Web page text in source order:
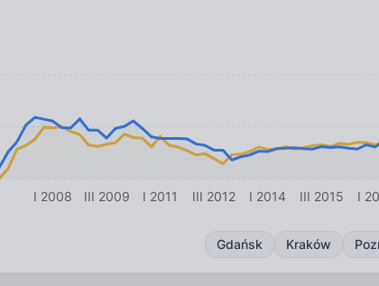
I 2008 III 2009 I 2011 III 2012 I 2014 III 2015 I
Gdańsk Kraków